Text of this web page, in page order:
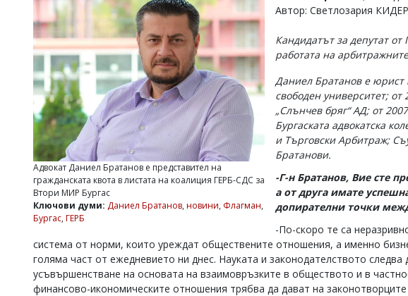
БИЗНЕС
Управители:
Веселин
Василев,
v.vasilev@flagman.bg
Касабова,
k.kassabova@flagman.bg
Главен
редактор:
office@flagman.bg
Коментарите
Адвокат Даниел Братанов е представител на
гражданската квота в листата на коалиция ГЕРБ-СДС за
Втори МИР Бургас
Ключови думи: Даниел Братанов, новини, Флагман,
Бургас, ГЕРБ
Автор: Светлозария
Кандидатът за депутат
работата на
Даниел Братанов е юрист
свободен университет;
„Слънчев бряг“ АД; от
Бургаската адвокатска
и Търговски Арбитраж;
Братанови.
-Г-н Братанов, Вие сте
а от друга имате
допирателни точки
-По-скоро те са
система от норми, които уреждат обществените отношения, а именно
голяма част от ежедневието ни днес. Науката и законодателството
усъвършенстване на основата на взаимовръзките в обществото и в
финансово-икономическите отношения трябва да дават на